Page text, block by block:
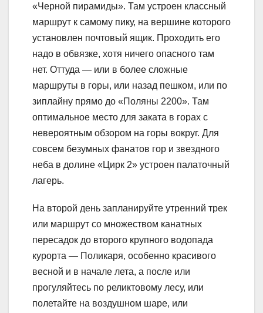
«Черной пирамиды». Там устроен классный
маршрут к самому пику, на вершине которого
установлен почтовый ящик. Проходить его
надо в обвязке, хотя ничего опасного там
нет. Оттуда — или в более сложные
маршруты в горы, или назад пешком, или по
зиплайну прямо до «Поляны 2200». Там
оптимальное место для заката в горах с
невероятным обзором на горы вокруг. Для
совсем безумных фанатов гор и звездного
неба в долине «Цирк 2» устроен палаточный
лагерь.
На второй день запланируйте утренний трек
или маршрут со множеством канатных
пересадок до второго крупного водопада
курорта — Поликаря, особенно красивого
весной и в начале лета, а после или
прогуляйтесь по реликтовому лесу, или
полетайте на воздушном шаре, или